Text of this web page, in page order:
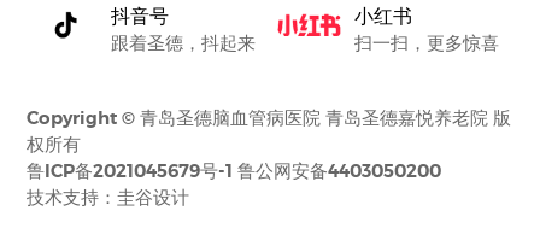
抖音号
跟着圣德，抖起来
小红书
扫一扫，更多惊喜
Copyright © 青岛圣德脑血管病医院 青岛圣德嘉悦养老院 版
权所有
鲁ICP备2021045679号-1 鲁公网安备4403050200
技术支持：圭谷设计